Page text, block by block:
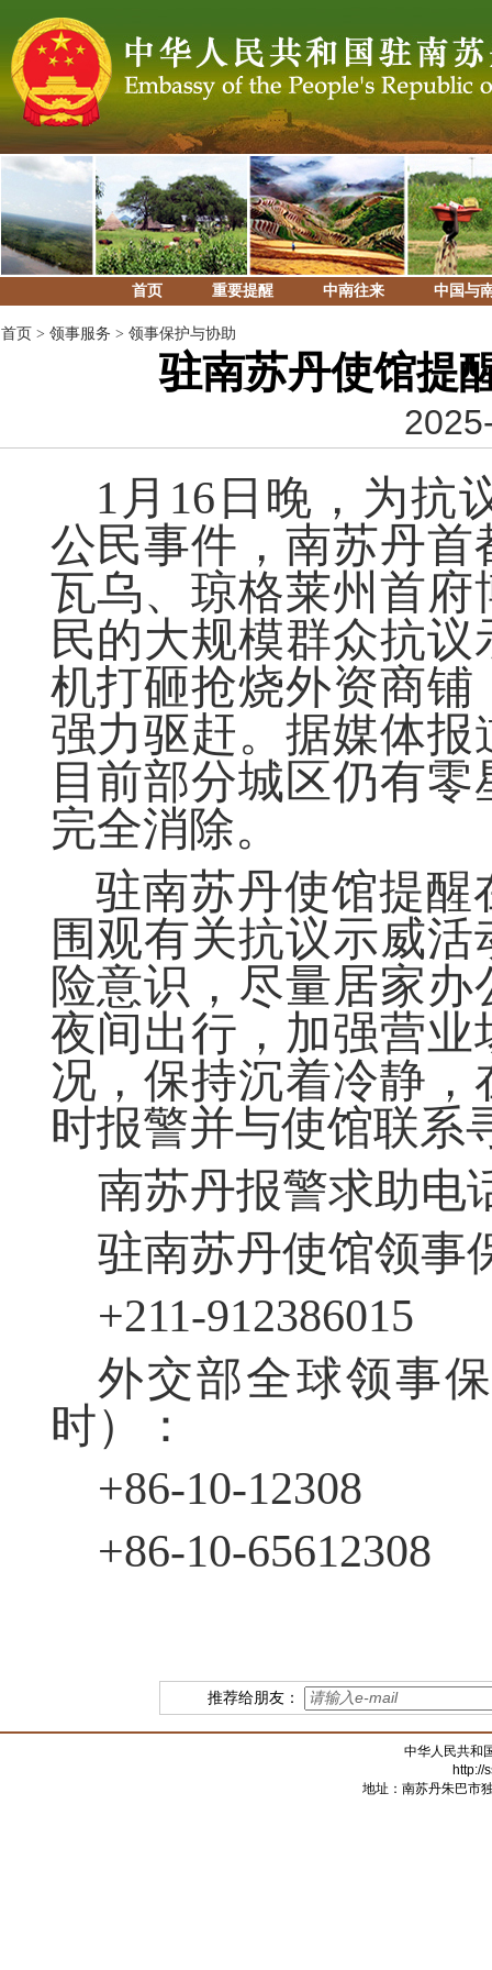
首页 重要提醒 中南往来 中国与
首页 > 领事服务 > 领事保护与协助
驻南苏丹使馆提
1月16日晚，为抗
公民事件，南苏丹
瓦乌、琼格莱州首
民的大规模群众抗
机打砸抢烧外资商
强力驱赶。据媒体
目前部分城区仍有
完全消除。
驻南苏丹使馆提醒
围观有关抗议示威
险意识，尽量居家
夜间出行，加强营
况，保持沉着冷静
时报警并与使馆联系
南苏丹报警求助电
驻南苏丹使馆领事
+211-912386015
外交部全球领事
时）：
+86-10-12308
+86-10-65612308
推荐给朋友：
中华人民共和
http://
地址：南苏丹朱巴市